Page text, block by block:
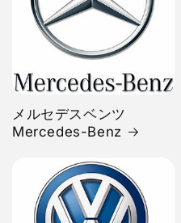
メルセデスベンツ
Mercedes-Benz